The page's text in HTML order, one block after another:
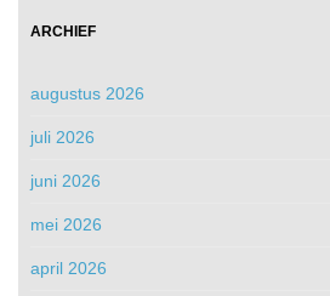
ARCHIEF
augustus 2026
juli 2026
juni 2026
mei 2026
april 2026